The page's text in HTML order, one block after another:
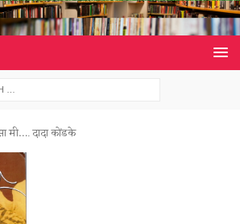
मी…. दादा कोंडके